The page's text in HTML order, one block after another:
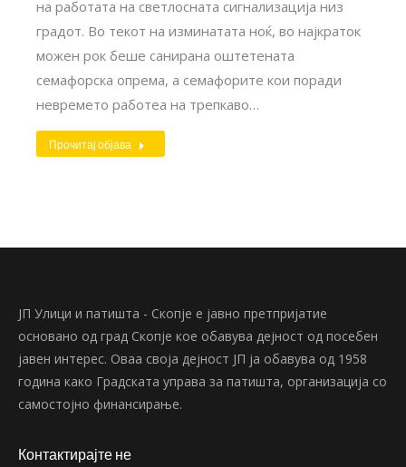
на работата на светлосната сигнализација низ
градот. Во текот на изминатата ноќ, во најкраток
можен рок беше санирана оштетената
семафорска опрема, а семафорите кои поради
невремето работеа на трепкаво…
Прочитај објава
ЈП Улици и патишта - Скопје е јавно претпријатие
основано од град Скопје кое обавува дејност од посебен
јавен интерес. Оваа своја дејност ЈП ја обавува од 1958
година како Градската управа за патишта, организација со
самостојно финансирање.
Контактирајте не